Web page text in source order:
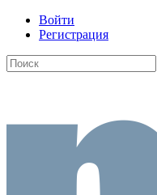
Войти
Регистрация